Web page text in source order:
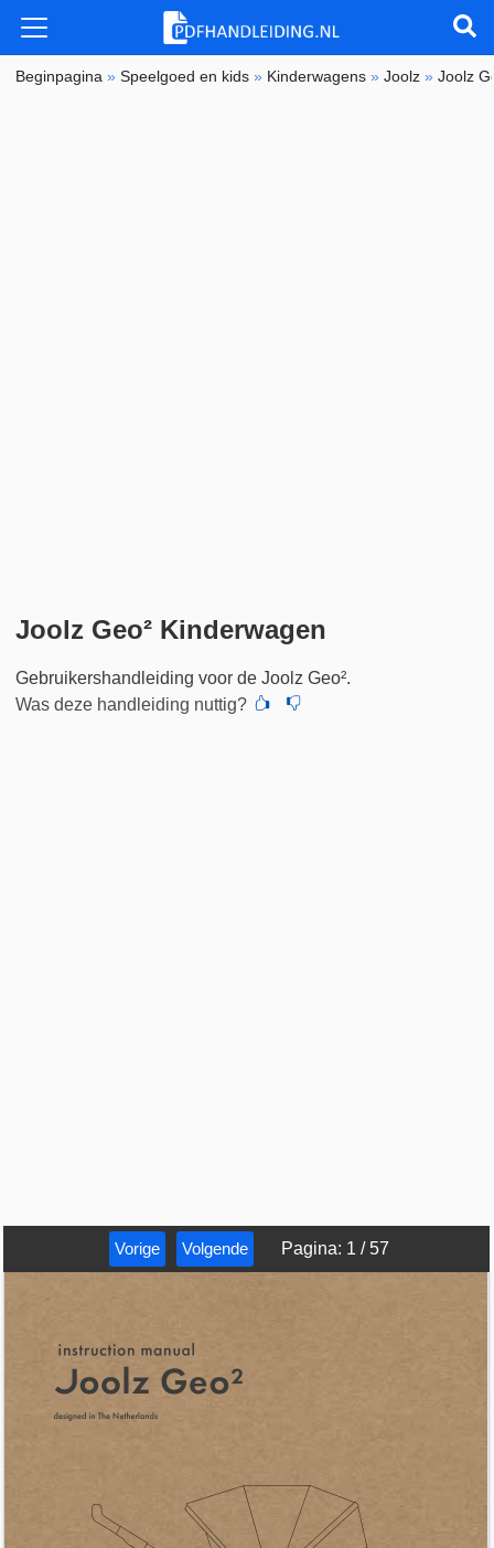
Beginpagina »Speelgoed en kids » Kinderwagens »Joolz »Joolz
Joolz Geo² Kinderwagen
Gebruikershandleiding voor de Joolz Geo².
Was deze handleiding nuttig?
Vorige Volgende Pagina: 1 /57